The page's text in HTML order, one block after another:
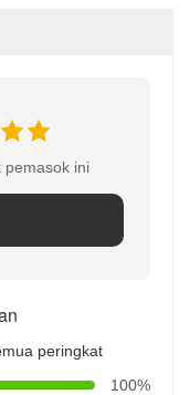
pemasok ini
peringkat
100%